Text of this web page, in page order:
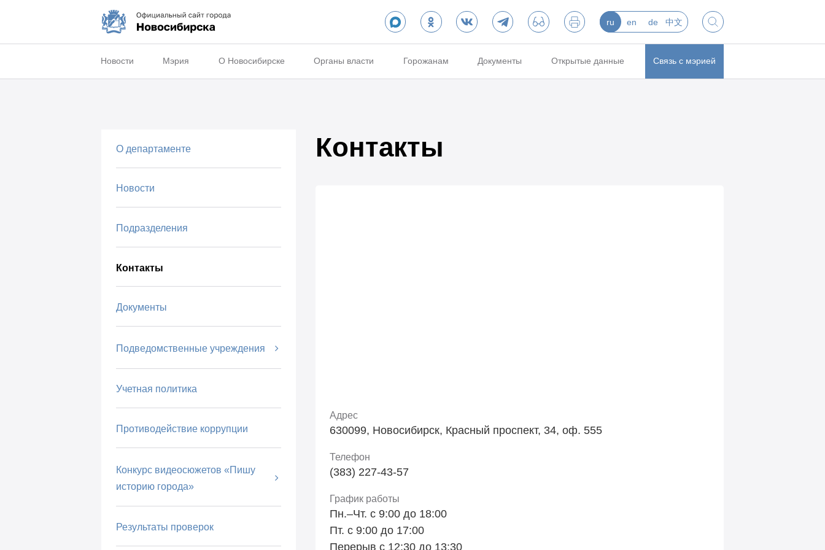
ru en de 中文
Новости Мэрия О Новосибирске Органы власти Горожанам Документы Открытые данные Связь с мэрией
О департаменте
Новости
Подразделения
Контакты
Документы
Подведомственные учреждения
Учетная политика
Противодействие коррупции
Конкурс видеосюжетов «Пишу
историю города»
Результаты проверок
Контакты
Адрес
630099, Новосибирск, Красный проспект, 34, оф. 555
Телефон
(383) 227-43-57
График работы
Пн.–Чт. с 9:00 до 18:00
Пт. с 9:00 до 17:00
Перерыв с 12:30 до 13:30